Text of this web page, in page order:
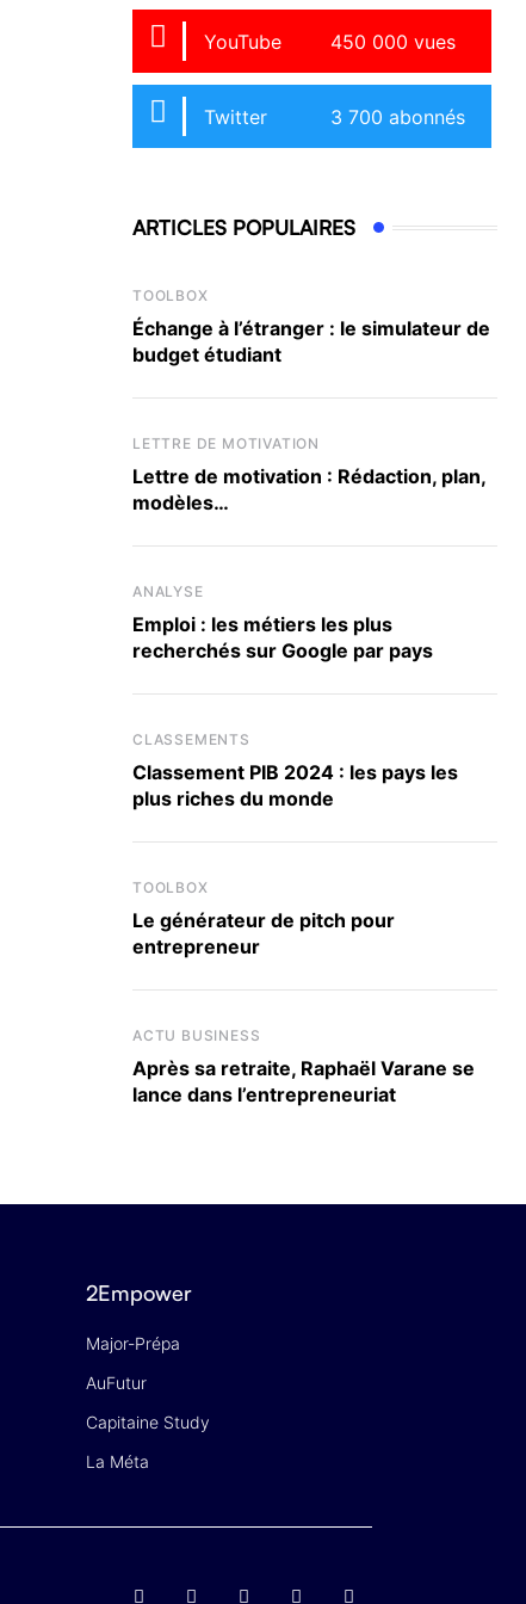
YouTube 450 000 vues
Twitter 3 700 abonnés
ARTICLES POPULAIRES
TOOLBOX
Échange à l’étranger : le simulateur de
budget étudiant
LETTRE DE MOTIVATION
Lettre de motivation : Rédaction, plan,
modèles…
ANALYSE
Emploi : les métiers les plus
recherchés sur Google par pays
CLASSEMENTS
Classement PIB 2024 : les pays les
plus riches du monde
TOOLBOX
Le générateur de pitch pour
entrepreneur
ACTU BUSINESS
Après sa retraite, Raphaël Varane se
lance dans l’entrepreneuriat
2Empower
Major-Prépa
AuFutur
Capitaine Study
La Méta